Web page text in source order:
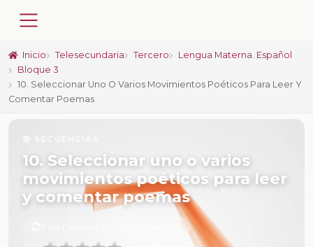
Inicio Telesecundaria Tercero
Lengua Materna. Español
Bloque 3
10. Seleccionar Uno O Varios Movimientos Poéticos Para Leer Y
Comentar Poemas
10. Seleccionar uno o varios
movimientos poéticos para leer
y comentar poemas